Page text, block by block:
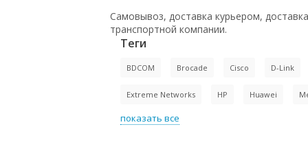
Самовывоз, доставка курьером,
транспортной компании.
Теги
BDCOM Brocade Cisco D-Link
Extreme Networks HP Huawei
показать все